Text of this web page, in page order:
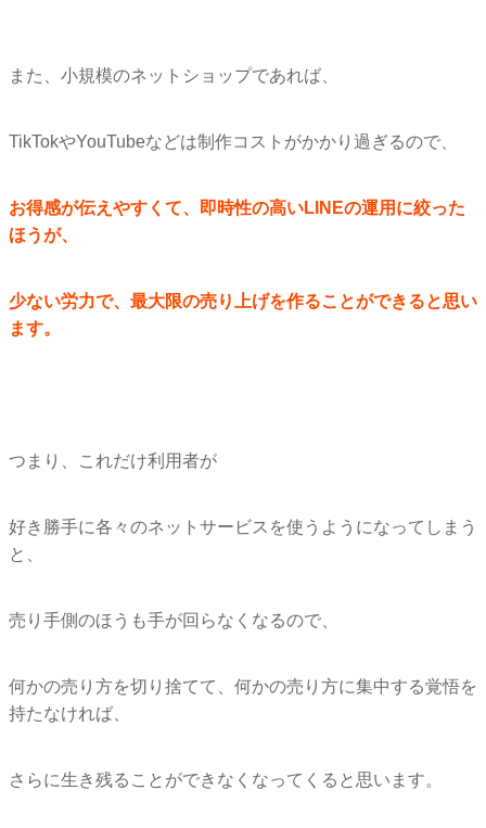
また、小規模のネットショップであれば、
TikTokやYouTubeなどは制作コストがかかり過ぎるので、
お得感が伝えやすくて、
即時性の高いLINEの運用に絞った
ほうが、
少ない労力で、最大限の売り上げを作ることができると思い
ます。
つまり、これだけ利用者が
好き勝手に各々のネットサービスを使うようになってしまう
と、
売り手側のほうも手が回らなくなるので、
何かの売り方を切り捨てて、 何かの売り方に集中する覚悟を
持たなければ、
さらに生き残ることができなくなってくると思います。